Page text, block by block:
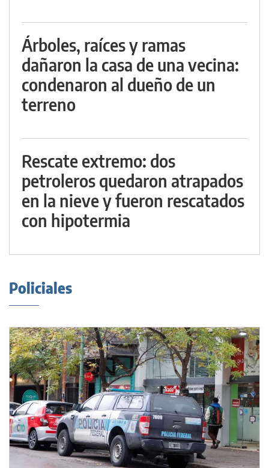
Árboles, raíces y ramas
dañaron la casa de una vecina:
condenaron al dueño de un
terreno
Rescate extremo: dos
petroleros quedaron atrapados
en la nieve y fueron rescatados
con hipotermia
Policiales